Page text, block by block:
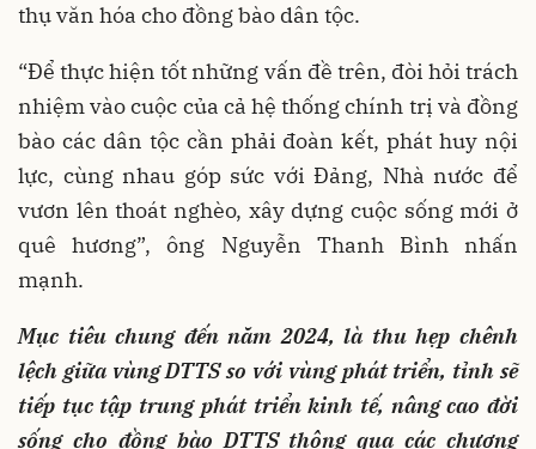
thụ văn hóa cho đồng bào dân tộc.
“Để thực hiện tốt những vấn đề trên, đòi hỏi trách
nhiệm vào cuộc của cả hệ thống chính trị và đồng
bào các dân tộc cần phải đoàn kết, phát huy nội
lực, cùng nhau góp sức với Đảng, Nhà nước để
vươn lên thoát nghèo, xây dựng cuộc sống mới ở
quê hương”, ông Nguyễn Thanh Bình nhấn
mạnh.
Mục tiêu chung đến năm 2024, là thu hẹp chênh
lệch giữa vùng DTTS so với vùng phát triển, tỉnh sẽ
tiếp tục tập trung phát triển kinh tế, nâng cao đời
sống cho đồng bào DTTS thông qua các chương